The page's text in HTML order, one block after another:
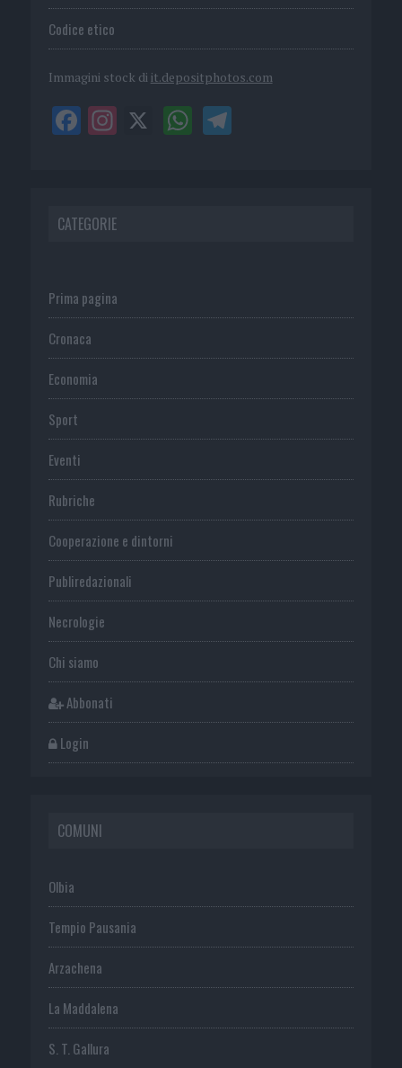
Codice etico
Immagini stock di it.depositphotos.com
CATEGORIE
Prima pagina
Cronaca
Economia
Sport
Eventi
Rubriche
Cooperazione e dintorni
Publiredazionali
Necrologie
Chi siamo
Abbonati
Login
COMUNI
Olbia
Tempio Pausania
Arzachena
La Maddalena
S. T. Gallura